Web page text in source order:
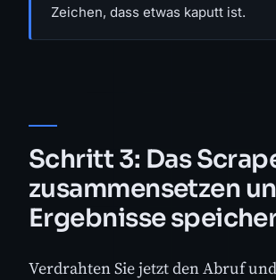
Zeichen, dass etwas kaputt ist.
Schritt 3: Das
zusammensetzen
Ergebnisse
Verdrahten Sie jetzt den Abruf